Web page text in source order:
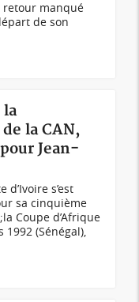
retour manqué
de son
la
la CAN,
Jean-
d’Ivoire s’est
sa cinquième
Coupe d’Afrique
1992 (Sénégal),